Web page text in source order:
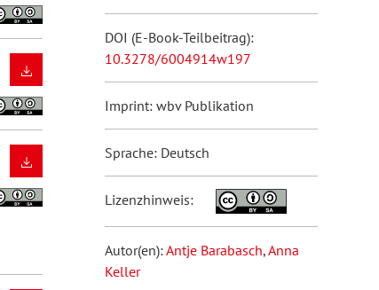
DOI (E-Book-Teilbeitrag):
10.3278/6004914w197
Imprint: wbv Publikation
Sprache: Deutsch
Lizenzhinweis:
Autor(en):Antje Barabasch,Anna
Keller